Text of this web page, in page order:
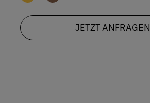
JETZT ANFRAGEN